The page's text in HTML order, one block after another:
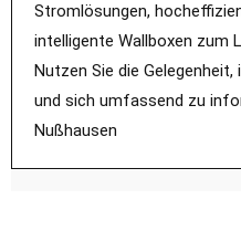
Stromlösungen,
intelligente Wallboxen zum
Nutzen Sie die Gelegenheit,
und sich umfassend zu
Nußhausen